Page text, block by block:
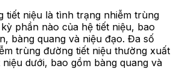
tiết niệu là tình trạng nhiễm trùng
phần nào của hệ tiết niệu, bao
bàng quang và niệu đạo. Đa số
trùng đường tiết niệu thường xuất
dưới, bao gồm bàng quang và